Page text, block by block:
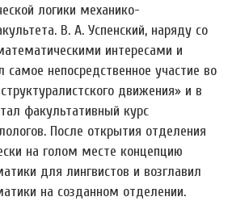
логики механико-
В. А. Успенский, наряду со
интересами и
самое непосредственное участие во
движения» и в
факультативный курс
После открытия отделения
на голом месте концепцию
для лингвистов и возглавил
на созданном отделении.